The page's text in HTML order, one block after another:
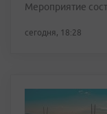
Мероприятие
сегодня, 18:28